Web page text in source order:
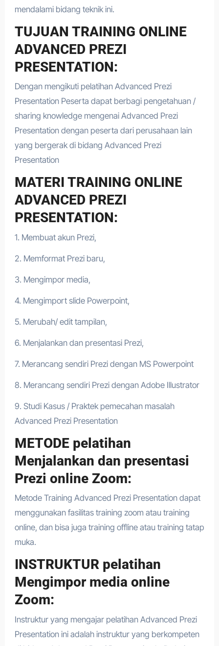
mendalami bidang teknik ini.
TUJUAN TRAINING ONLINE
ADVANCED PREZI
PRESENTATION:
Dengan mengikuti pelatihan Advanced Prezi
Presentation Peserta dapat berbagi pengetahuan /
sharing knowledge mengenai Advanced Prezi
Presentation dengan peserta dari perusahaan lain
yang bergerak di bidang Advanced Prezi
Presentation
MATERI TRAINING ONLINE
ADVANCED PREZI
PRESENTATION:
1. Membuat akun Prezi,
2. Memformat Prezi baru,
3. Mengimpor media,
4. Mengimport slide Powerpoint,
5. Merubah/ edit tampilan,
6. Menjalankan dan presentasi Prezi,
7. Merancang sendiri Prezi dengan MS Powerpoint
8. Merancang sendiri Prezi dengan Adobe Illustrator
9. Studi Kasus / Praktek pemecahan masalah
Advanced Prezi Presentation
METODE pelatihan
Menjalankan dan presentasi
Prezi online Zoom:
Metode Training Advanced Prezi Presentation dapat
menggunakan fasilitas training zoom atau training
online, dan bisa juga training offline atau training tatap
muka.
INSTRUKTUR pelatihan
Mengimpor media online
Zoom:
Instruktur yang mengajar pelatihan Advanced Prezi
Presentation ini adalah instruktur yang berkompeten